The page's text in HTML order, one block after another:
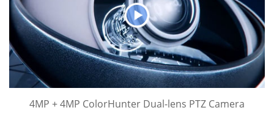
4MP + 4MP ColorHunter Dual-lens PTZ Camera